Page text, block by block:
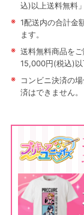
込)以上送料無料
※ 1配送内の合計金
ます。
※ 送料無料商品を
15,000円(税込)以
※
コンビニ決済の
済はできません。